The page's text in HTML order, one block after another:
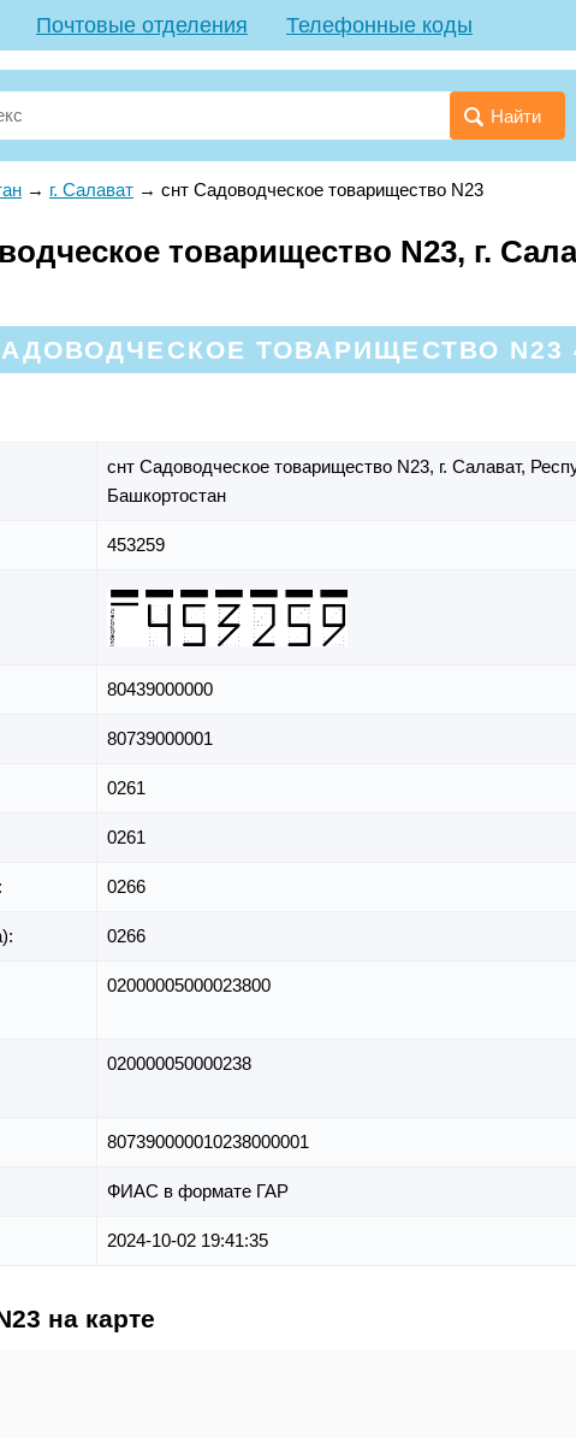
Почтовые отделения Телефонные коды
Найти
→ г. Салават → снт Садоводческое товарищество N23
товарищество N23, г.
ТОВАРИЩЕСТВО N23
снт Садоводческое товарищество N23, г. Салават,
Башкортостан
453259
80439000000
80739000001
0261
0261
0266
0266
02000005000023800
020000050000238
807390000010238000001
ФИАС в формате ГАР
2024-10-02 19:41:35
на карте